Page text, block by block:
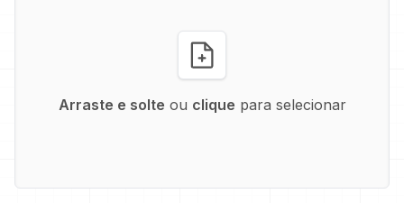
Arraste e solte ou clique para selecionar